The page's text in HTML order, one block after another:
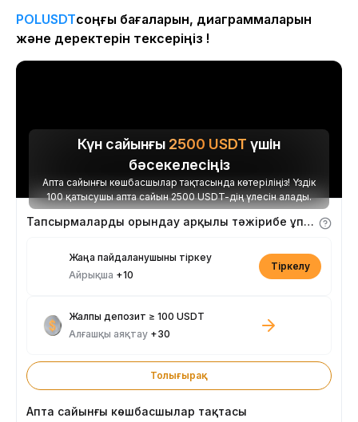
POLUSDTсоңғы бағаларын, диаграммаларын
және деректерін тексеріңіз !
Күн сайынғы 2500 USDT үшін
бәсекелесіңіз
Апта сайынғы көшбасшылар тақтасында көтеріліңіз! Үздік
100 қатысушы апта сайын 2500 USDT-дің үлесін алады.
Тапсырмаларды орындау арқылы тәжірибе ұпайларын алыңыз
Жаңа пайдаланушыны тіркеу
Айрықша +10
Тіркелу
Жалпы депозит ≥ 100 USDT
Алғашқы аяқтау +30
Толығырақ
Апта сайынғы көшбасшылар тақтасы